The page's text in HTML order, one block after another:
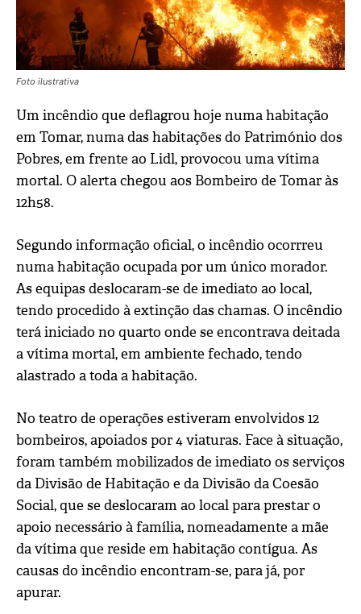
Foto ilustrativa
Um incêndio que deflagrou hoje numa habitação
em Tomar, numa das habitações do Património dos
Pobres, em frente ao Lidl, provocou uma vítima
mortal. O alerta chegou aos Bombeiro de Tomar às
12h58.
Segundo informação oficial, o incêndio ocorrreu
numa habitação ocupada por um único morador.
As equipas deslocaram-se de imediato ao local,
tendo procedido à extinção das chamas. O incêndio
terá iniciado no quarto onde se encontrava deitada
a vítima mortal, em ambiente fechado, tendo
alastrado a toda a habitação.
No teatro de operações estiveram envolvidos 12
bombeiros, apoiados por 4 viaturas. Face à situação,
foram também mobilizados de imediato os serviços
da Divisão de Habitação e da Divisão da Coesão
Social, que se deslocaram ao local para prestar o
apoio necessário à família, nomeadamente a mãe
da vítima que reside em habitação contígua. As
causas do incêndio encontram-se, para já, por
apurar.